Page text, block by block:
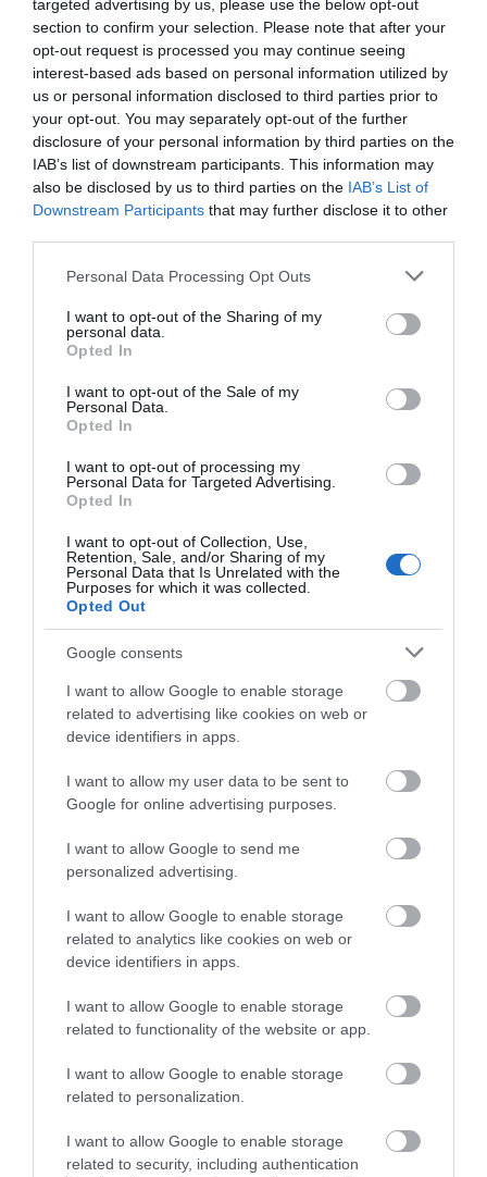
targeted advertising by us, please use the below opt-out
section to confirm your selection. Please note that after your
opt-out request is processed you may continue seeing
interest-based ads based on personal information utilized by
us or personal information disclosed to third parties prior to
your opt-out. You may separately opt-out of the further
disclosure of your personal information by third parties on the
IAB’s list of downstream participants. This information may
also be disclosed by us to third parties on the IAB’s List of
Downstream Participants that may further disclose it to other
Please note that this website/app uses one or more Google
not limited to your visit or usage behaviour. You may click to
grant or deny consent to Google and its third-party tags to
use your data for below specified purposes in below Google
consent section.
Personal Data Processing Opt Outs
I want to opt-out of the Sharing of my
personal data.
Opted In
I want to opt-out of the Sale of my
Personal Data.
Opted In
I want to opt-out of processing my
Personal Data for Targeted Advertising.
Opted In
I want to opt-out of Collection, Use,
Retention, Sale, and/or Sharing of my
Personal Data that Is Unrelated with the
Purposes for which it was collected.
Opted Out
Google consents
I want to allow Google to enable storage
related to advertising like cookies on web or
device identifiers in apps.
I want to allow my user data to be sent to
Google for online advertising purposes.
I want to allow Google to send me
personalized advertising.
I want to allow Google to enable storage
related to analytics like cookies on web or
device identifiers in apps.
I want to allow Google to enable storage
related to functionality of the website or app.
I want to allow Google to enable storage
related to personalization.
I want to allow Google to enable storage
related to security, including authentication
το επόμενο πανηγύρι στην Εύβοια
Σε αυτό τον Δήμο της Εύβοιας τα
έργα δεν κάνουν διακοπές! Που
έριξε άσφαλτο ο δήμαρχος
06.08.2026 | 10:30
Μεταμόρφωση του Σωτήρος: Η
γιορτή που θα θυμίζει πάντα την
Εύβοια
06.08.2026 | 10:00
Στα «κάγκελα» οι δάσκαλοι για
μπορεί να παραμένει αόρατη»
06.08.2026 | 09:45
Καλοκαίρι στην Εύβοια: Πώς οι
νέοι γέμισαν με κόσμο και φέτος
το χωριό τους!
06.08.2026 | 09:30
Χωρίς νερό σήμερα αυτές οι
περιοχές της Εύβοιας
06.08.2026 | 09:15
Ποιες περιοχές θα έχουν σήμερα
(6/8) διακοπή ρεύματος στην
Εύβοια
Ο μικρός μουσικός που
έγινε το πρόσωπο της
βραδιάς σε πανηγύρι
της Εύβοιας
Θλίψη στην Εύβοια:
Άνδρας έχασε την ζωή
του
«Βόμβα» στην Εύβοια
διαλύθηκε
ποδοσφαιρική ομάδα
Φίδι έκανε βόλτες σε
αυλή σπιτιού στην
Γνωρίστε τα
αρχαιολογικά
ευρήματα της Εύβοιας!
ξενάγησης
Δείτε εδώ που και πότε
θα γίνει το επόμενο